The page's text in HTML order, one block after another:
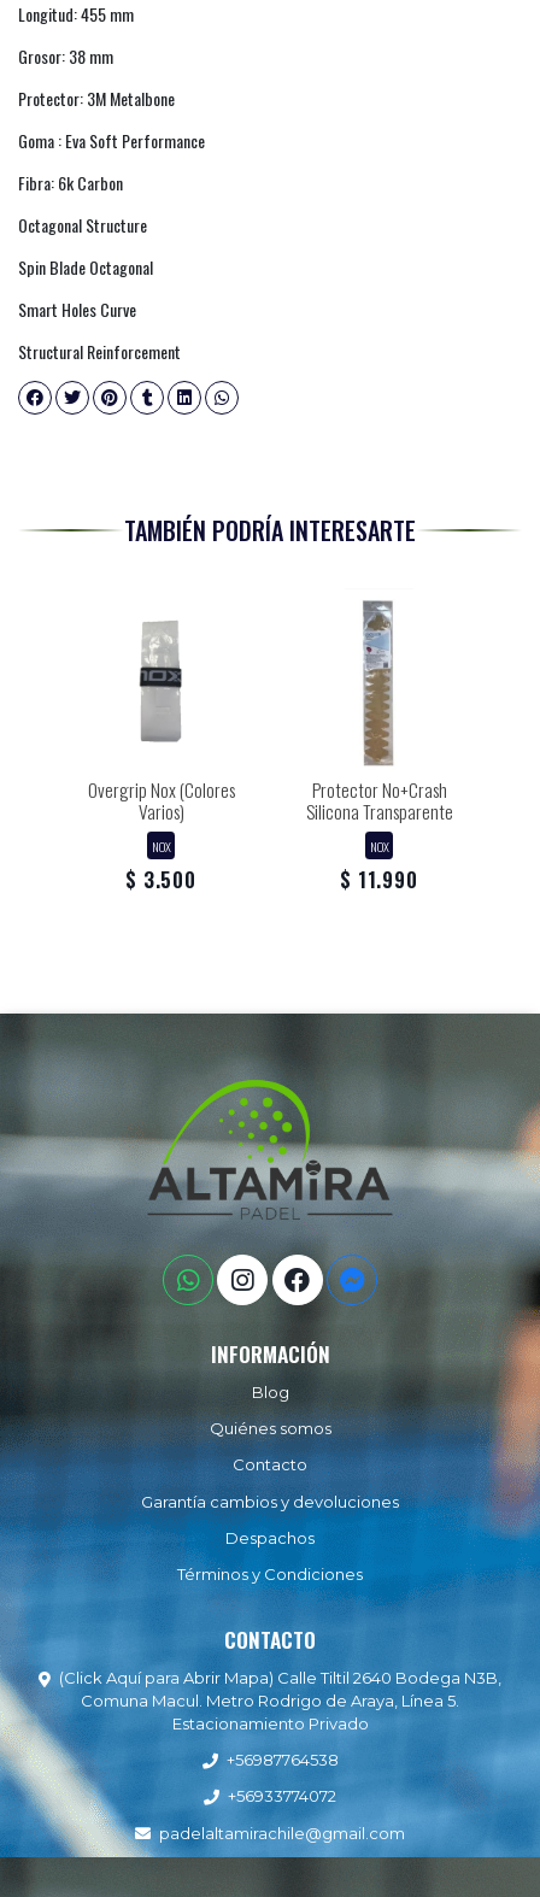
Longitud: 455 mm
Grosor: 38 mm
Protector: 3M Metalbone
Goma : Eva Soft Performance
Fibra: 6k Carbon
Octagonal Structure
Spin Blade Octagonal
Smart Holes Curve
Structural Reinforcement
TAMBIÉN PODRÍA INTERESARTE
Overgrip Nox (Colores
Varios)
NOX
$ 3.500
Protector No+Crash
Silicona Transparente
NOX
$ 11.990
INFORMACIÓN
Blog
Quiénes somos
Contacto
Garantía cambios y devoluciones
Despachos
Términos y Condiciones
CONTACTO
(Click Aquí para Abrir Mapa) Calle Tiltil 2640 Bodega N3B,
Comuna Macul. Metro Rodrigo de Araya, Línea 5.
Estacionamiento Privado
+56987764538
+56933774072
padelaltamirachile@gmail.com